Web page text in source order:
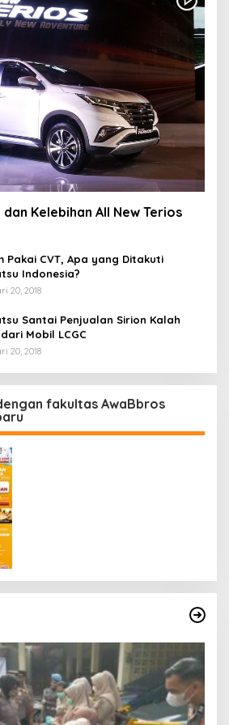
Kelebihan All New Terios
Pakai CVT, Apa yang Ditakuti
Indonesia?
20, 2018
Santai Penjualan Sirion Kalah
Mobil LCGC
20, 2018
fakultas AwaBbros